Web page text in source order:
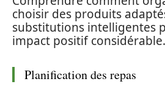
choisir des produits
substitutions intelligentes
impact positif considérable.
Planification des repas